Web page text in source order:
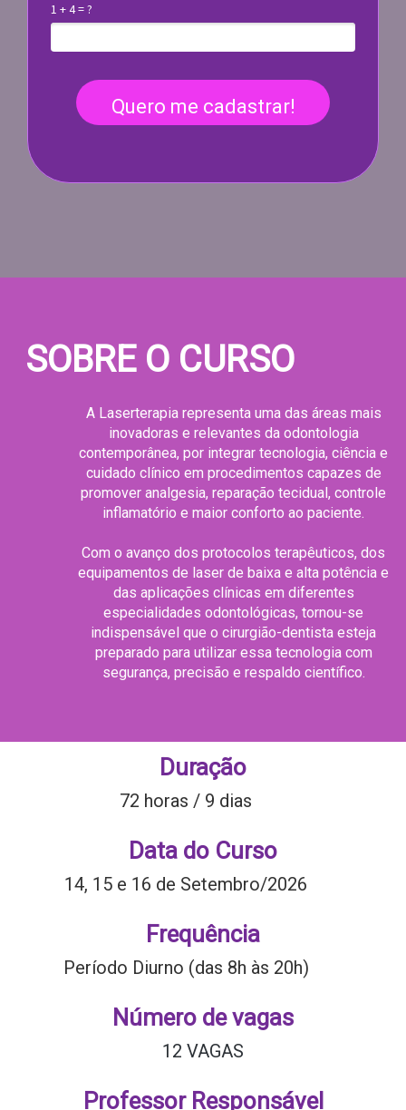
1 + 4 = ?
Quero me cadastrar!
SOBRE O CURSO
A Laserterapia representa uma das áreas mais
inovadoras e relevantes da odontologia
contemporânea, por integrar tecnologia, ciência e
cuidado clínico em procedimentos capazes de
promover analgesia, reparação tecidual, controle
inflamatório e maior conforto ao paciente.
Com o avanço dos protocolos terapêuticos, dos
equipamentos de laser de baixa e alta potência e
das aplicações clínicas em diferentes
especialidades odontológicas, tornou-se
indispensável que o cirurgião-dentista esteja
preparado para utilizar essa tecnologia com
segurança, precisão e respaldo científico.
Duração
72 horas / 9 dias
Data do Curso
14, 15 e 16 de Setembro/2026
Frequência
Período Diurno (das 8h às 20h)
Número de vagas
12 VAGAS
Professor Responsável